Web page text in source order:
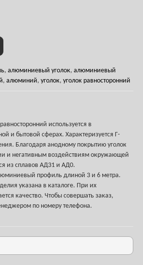
, алюминиевый уголок, алюминиевый
, алюминий, уголок, уголок равносторонний
используется в
и бытовой сферах. Характеризуется Г-
Благодаря анодному покрытию уголок
и негативным воздействиям окружающей
из сплавов АД31 и АД0.
профиль длиной 3 и 6 метра.
указана в каталоге. При их
качество. Чтобы совершать заказ,
по номеру телефона.